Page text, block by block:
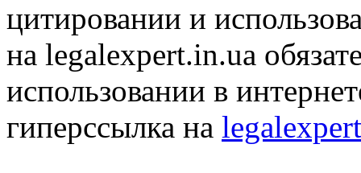
цитировании и
на legalexpert.in.ua
использовании в
гиперссылка на